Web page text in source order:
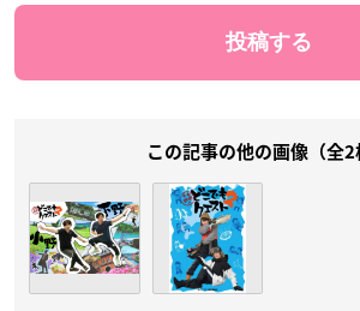
この記事の他の画像（全2